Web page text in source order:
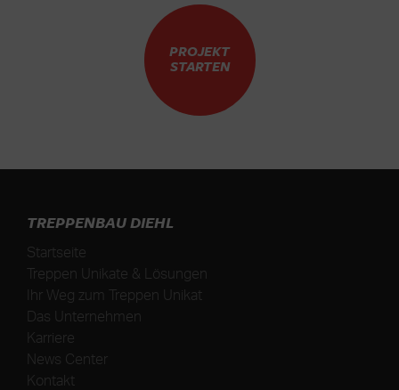
PROJEKT
STARTEN
TREPPENBAU DIEHL
Startseite
Treppen Unikate & Lösungen
Ihr Weg zum Treppen Unikat
Das Unternehmen
Karriere
News Center
Kontakt